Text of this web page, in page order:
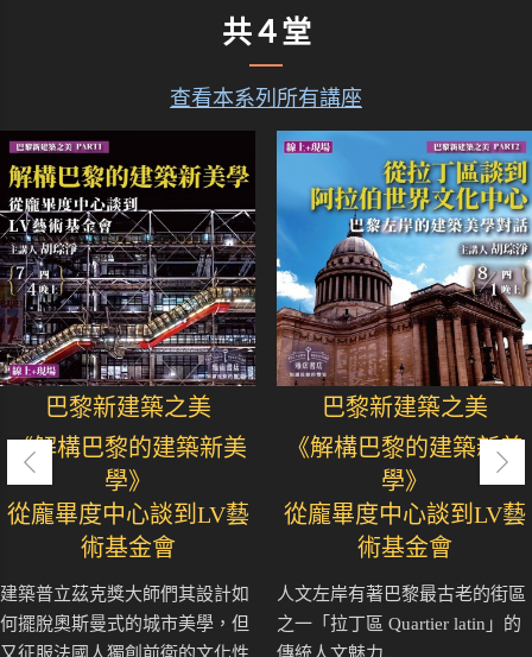
共４堂
查看本系列所有講座
巴黎新建築之美
《解構巴黎的建築新美
學》
從龐畢度中心談到LV藝
術基金會
建築普立茲克獎大師們其設計如
何擺脫奧斯曼式的城市美學，但
又征服法國人獨創前衛的文化性
巴黎新建築之美
《解構巴黎的建築新美
學》
從龐畢度中心談到LV藝
術基金會
人文左岸有著巴黎最古老的街區
之一「拉丁區 Quartier latin」的
傳統人文魅力..